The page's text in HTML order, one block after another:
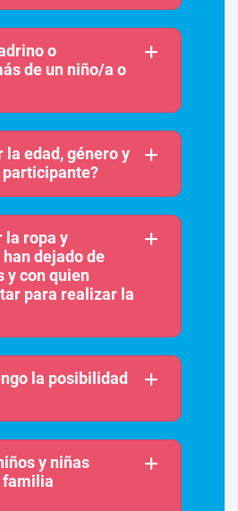
o
de un niño/a o
la edad, género y
la ropa y
dejado de
y con quien
para realizar la
la posibilidad
y niñas
familia